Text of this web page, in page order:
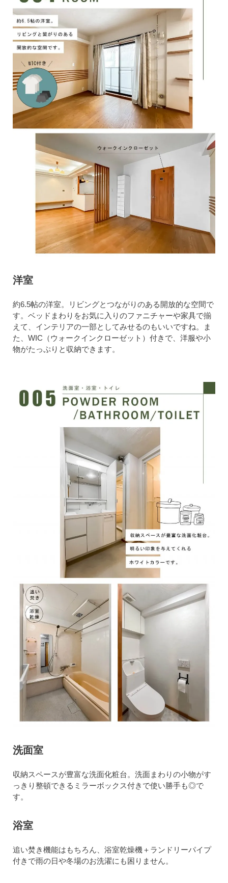
洋室
約6.5帖の洋室。リビングとつながりのある開放的な空間で
す。ベッドまわりをお気に入りのファニチャーや家具で揃
えて、インテリアの一部としてみせるのもいいですね。ま
た、WIC（ウォークインクローゼット）付きで、洋服や小
物がたっぷりと収納できます。
洗面室
収納スペースが豊富な洗面化粧台。洗面まわりの小物がす
っきり整頓できるミラーボックス付きで使い勝手も◎で
す。
浴室
追い焚き機能はもちろん、浴室乾燥機＋ランドリーパイプ
付きで雨の日や冬場のお洗濯にも困りません。